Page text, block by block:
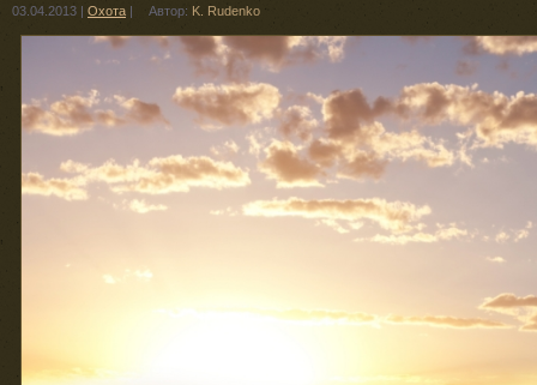
03.04.2013 Охота Автор: K. Rudenko